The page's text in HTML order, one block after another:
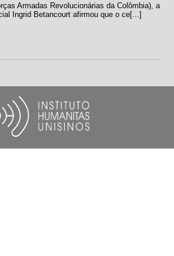
Armadas Revolucionárias da Colômbia), a
Ingrid Betancourt afirmou que o ce[...]